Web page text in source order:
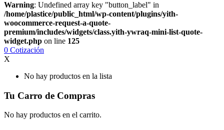
Warning: Undefined array key "button_label" in
/home/plastice/public_html/wp-content/plugins/yith-
woocommerce-request-a-quote-
premium/includes/widgets/class.yith-ywraq-mini-list-quote-
widget.php on line 125
0 Cotización
X
No hay productos en la lista
Tu Carro de Compras
No hay productos en el carrito.